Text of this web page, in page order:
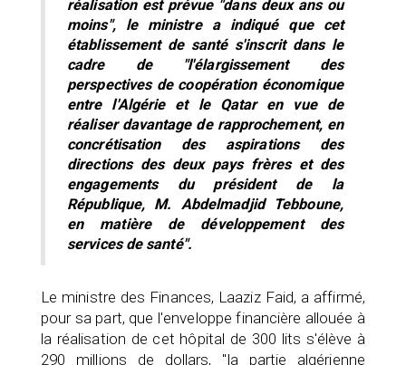
réalisation est prévue "dans deux ans ou
moins", le ministre a indiqué que cet
établissement de santé s'inscrit dans le
cadre de "l'élargissement des
perspectives de coopération économique
entre l'Algérie et le Qatar en vue de
réaliser davantage de rapprochement, en
concrétisation des aspirations des
directions des deux pays frères et des
engagements du président de la
République, M. Abdelmadjid Tebboune,
en matière de développement des
services de santé".
Le ministre des Finances, Laaziz Faid, a affirmé,
pour sa part, que l'enveloppe financière allouée à
la réalisation de cet hôpital de 300 lits s'élève à
290 millions de dollars, "la partie algérienne